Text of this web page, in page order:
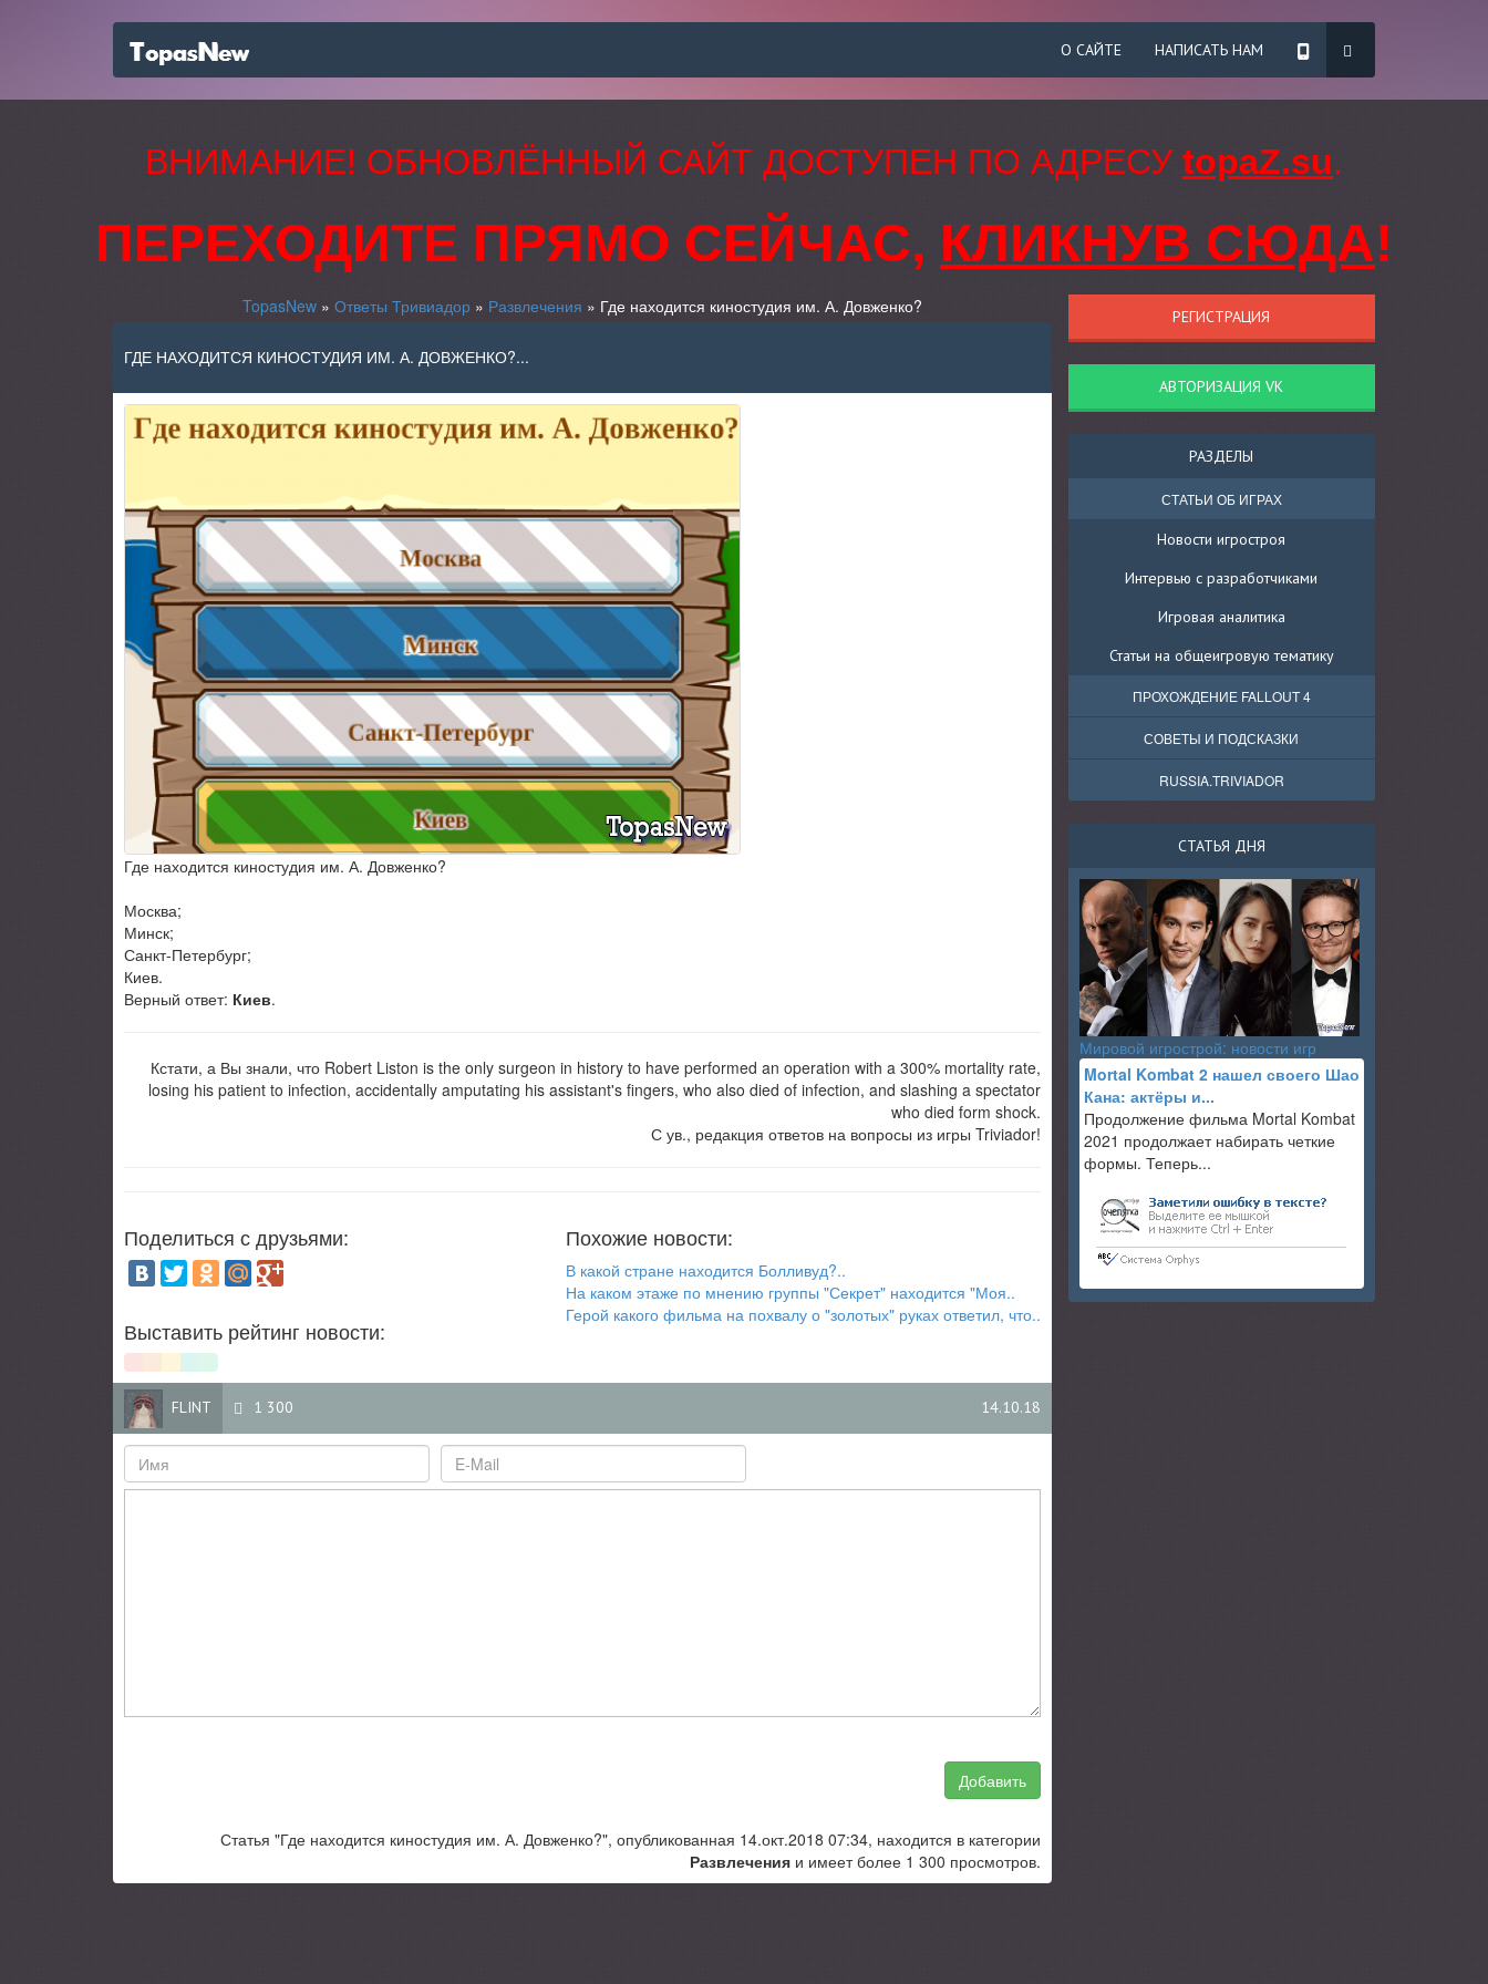
О САЙТЕ НАПИСАТЬ НАМ
ВНИМАНИЕ! ОБНОВЛЁННЫЙ САЙТ ДОСТУПЕН ПО АДРЕСУ topaZ.su.
ПЕРЕХОДИТЕ ПРЯМО СЕЙЧАС, КЛИКНУВ СЮДА!
TopasNew» Ответы Тривиадор» Развлечения » Где находится киностудия им. А. Довженко?
ГДЕ НАХОДИТСЯ КИНОСТУДИЯ ИМ. А. ДОВЖЕНКО?...
Где находится киностудия им. А. Довженко?
Москва;
Минск;
Санкт-Петербург;
Киев.
Верный ответ: Киев.
Кстати, а Вы знали, что Robert Liston is the only surgeon in history to have performed an operation with a 300% mortality rate,
losing his patient to infection, accidentally amputating his assistant's fingers, who also died of infection, and slashing a spectator
who died form shock.
С ув., редакция ответов на вопросы из игры Triviador!
Поделиться с друзьями:
Выставить рейтинг новости:
Похожие новости:
В какой стране находится Болливуд?..
На каком этаже по мнению группы "Секрет" находится "Моя..
Герой какого фильма на похвалу о "золотых" руках ответил, что..
FLINT 1 300 14.10.18
Добавить
Статья "Где находится киностудия им. А. Довженко?", опубликованная 14.окт.2018 07:34, находится в категории
Развлеченияи имеет более 1 300 просмотров.
РЕГИСТРАЦИЯ
АВТОРИЗАЦИЯ VK
РАЗДЕЛЫ
СТАТЬИ ОБ ИГРАХ
Новости игростроя
Интервью с разработчиками
Игровая аналитика
Статьи на общеигровую тематику
ПРОХОЖДЕНИЕ FALLOUT 4
СОВЕТЫ И ПОДСКАЗКИ
RUSSIA.TRIVIADOR
СТАТЬЯ ДНЯ
Мировой игрострой: новости игр
Mortal Kombat 2 нашел своего Шао
Кана: актёры и...
Продолжение фильма Mortal Kombat
2021 продолжает набирать четкие
формы. Теперь...